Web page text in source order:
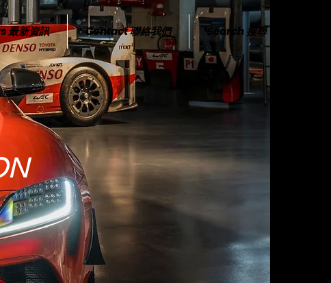
最新資訊 Contact 聯絡我們 Search 搜尋